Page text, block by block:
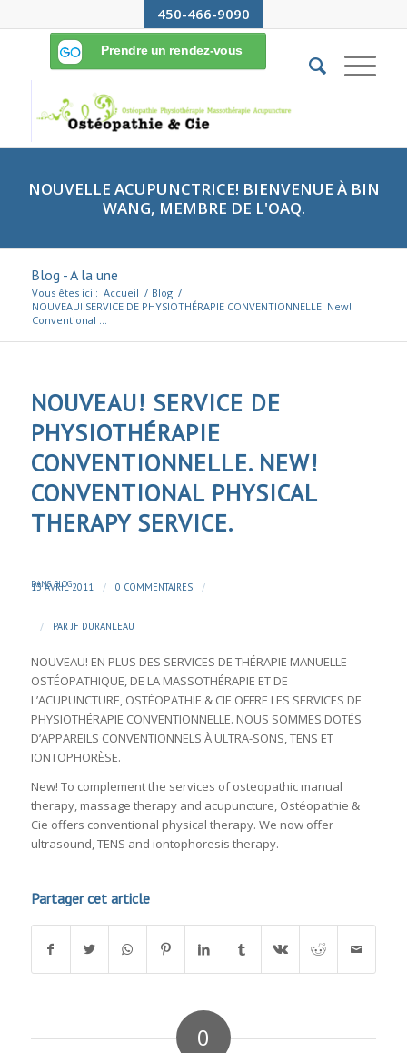
450-466-9090
NOUVELLE ACUPUNCTRICE! BIENVENUE À BIN
WANG, MEMBRE DE L'OAQ.
Blog - A la une
Vous êtes ici : Accueil / Blog /
NOUVEAU! SERVICE DE PHYSIOTHÉRAPIE CONVENTIONNELLE. New!
Conventional ...
NOUVEAU! SERVICE DE
PHYSIOTHÉRAPIE
CONVENTIONNELLE. NEW!
CONVENTIONAL PHYSICAL
THERAPY SERVICE.
13 AVRIL 2011 / 0 COMMENTAIRES /
DANSBLOG
/ PAR JF DURANLEAU
NOUVEAU! EN PLUS DES SERVICES DE THÉRAPIE MANUELLE
OSTÉOPATHIQUE, DE LA MASSOTHÉRAPIE ET DE
L’ACUPUNCTURE, OSTÉOPATHIE & CIE OFFRE LES SERVICES DE
PHYSIOTHÉRAPIE CONVENTIONNELLE. NOUS SOMMES DOTÉS
D’APPAREILS CONVENTIONNELS À ULTRA-SONS, TENS ET
IONTOPHORÈSE.
New! To complement the services of osteopathic manual
therapy, massage therapy and acupuncture, Ostéopathie &
Cie offers conventional physical therapy. We now offer
ultrasound, TENS and iontophoresis therapy.
Partager cet article
0